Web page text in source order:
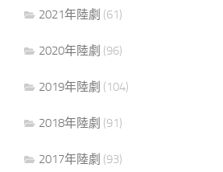
2021年陸劇 (61)
2020年陸劇 (96)
2019年陸劇 (104)
2018年陸劇 (91)
2017年陸劇 (93)